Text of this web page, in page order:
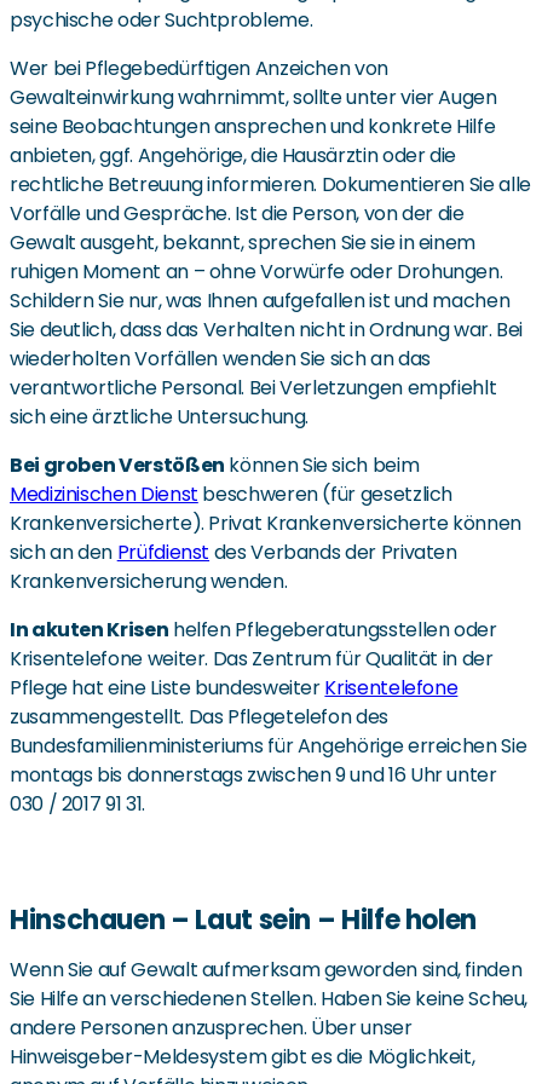
psychische oder Suchtprobleme.
Wer bei Pflegebedürftigen Anzeichen von
Gewalteinwirkung wahrnimmt, sollte unter vier Augen
seine Beobachtungen ansprechen und konkrete Hilfe
anbieten, ggf. Angehörige, die Hausärztin oder die
rechtliche Betreuung informieren. Dokumentieren Sie alle
Vorfälle und Gespräche. Ist die Person, von der die
Gewalt ausgeht, bekannt, sprechen Sie sie in einem
ruhigen Moment an – ohne Vorwürfe oder Drohungen.
Schildern Sie nur, was Ihnen aufgefallen ist und machen
Sie deutlich, dass das Verhalten nicht in Ordnung war. Bei
wiederholten Vorfällen wenden Sie sich an das
verantwortliche Personal. Bei Verletzungen empfiehlt
sich eine ärztliche Untersuchung.
Bei groben Verstößen können Sie sich beim
Medizinischen Dienst beschweren (für gesetzlich
Krankenversicherte). Privat Krankenversicherte können
sich an den Prüfdienst des Verbands der Privaten
Krankenversicherung wenden.
In akuten Krisen helfen Pflegeberatungsstellen oder
Krisentelefone weiter. Das Zentrum für Qualität in der
Pflege hat eine Liste bundesweiterKrisentelefone
zusammengestellt. Das Pflegetelefon des
Bundesfamilienministeriums für Angehörige erreichen Sie
montags bis donnerstags zwischen 9 und 16 Uhr unter
030 / 2017 91 31.
Hinschauen – Laut sein – Hilfe holen
Wenn Sie auf Gewalt aufmerksam geworden sind, finden
Sie Hilfe an verschiedenen Stellen. Haben Sie keine Scheu,
andere Personen anzusprechen. Über unser
Hinweisgeber-Meldesystem gibt es die Möglichkeit,